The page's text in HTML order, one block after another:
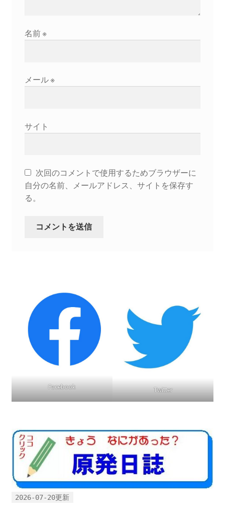
着工
超 老朽対策容認
原子力規制委員会「原発60年超運転」正式決定先送
りからわずか5日で、多数決決定
2023.1.26 「脱原発」成長論
2023.2.7 いまこそ私は原発に反対します
なぜ首都圏でガンが６０万人 増えているのか！？
2026.5.3 原発を止めた町
2026.5.6 テレビと原発報道の60年
2026.5.15 原発をとめた人びと
名前※
メール※
サイト
次回のコメントで使用するためブラウザーに
自分の名前、メールアドレス、サイトを保存す
る。
Facebook Twitter
2026-07-20更新